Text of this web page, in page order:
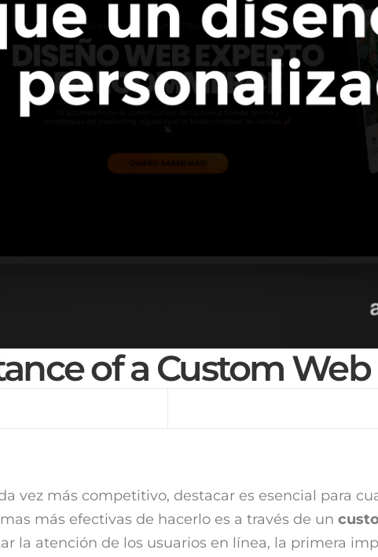
of a Custom
vez más competitivo, destacar es esencial para
más efectivas de hacerlo es a través de un
la atención de los usuarios en línea, la primera